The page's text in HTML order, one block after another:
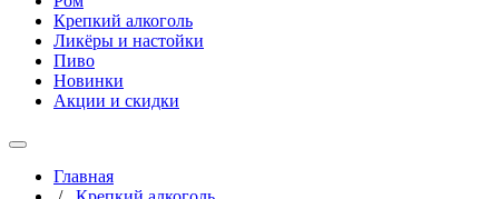
Крепкий алкоголь
Ликёры и настойки
Пиво
Новинки
Акции и скидки
Главная